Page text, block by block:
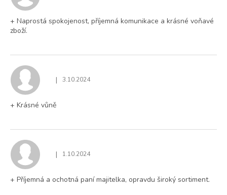
+ Naprostá spokojenost, příjemná komunikace a krásné voňavé
zboží.
Hodnocení obchodu je 5 z 5 hvězdiček.
| 3.10.2024
+ Krásné vůně
Hodnocení obchodu je 5 z 5 hvězdiček.
| 1.10.2024
+ Příjemná a ochotná paní majitelka, opravdu široký sortiment.